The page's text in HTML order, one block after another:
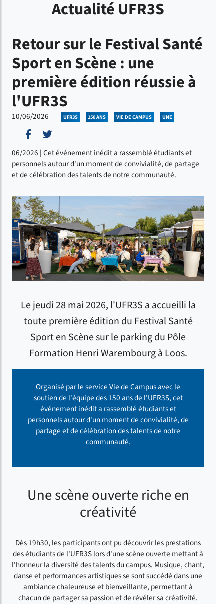
Actualité UFR3S
Retour sur le Festival Santé
Sport en Scène : une
première édition réussie à
l'UFR3S
10/06/2026 UFR3S 150 ANS VIE DE CAMPUS UNE
Partager sur Facebook
Partager sur Twitter
06/2026 | Cet événement inédit a rassemblé étudiants et
personnels autour d'un moment de convivialité, de partage
et de célébration des talents de notre communauté.
Le jeudi 28 mai 2026, l'UFR3S a accueilli la
toute première édition du Festival Santé
Sport en Scène sur le parking du Pôle
Formation Henri Warembourg à Loos.
Organisé par le service Vie de Campus avec le
soutien de l'équipe des 150 ans de l'UFR3S, cet
événement inédit a rassemblé étudiants et
personnels autour d'un moment de convivialité, de
partage et de célébration des talents de notre
communauté.
Une scène ouverte riche en
créativité
Dès 19h30, les participants ont pu découvrir les prestations
des étudiants de l'UFR3S lors d'une scène ouverte mettant à
l'honneur la diversité des talents du campus. Musique, chant,
danse et performances artistiques se sont succédé dans une
ambiance chaleureuse et bienveillante, permettant à
chacun de partager sa passion et de révéler sa créativité.